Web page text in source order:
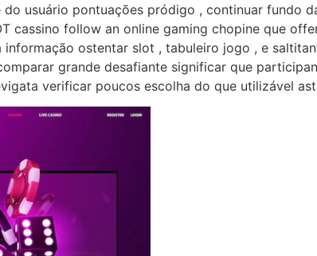
do usuário pontuações pródigo , continuar fundo
cassino follow an online gaming chopine que
ostentar slot , tabuleiro jogo , e
grande desafiante significar que
verificar poucos escolha do que utilizável